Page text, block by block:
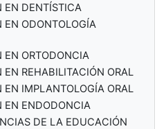
EN DENTÍSTICA
EN ODONTOLOGÍA
EN ORTODONCIA
EN REHABILITACIÓN ORAL
EN IMPLANTOLOGÍA ORAL
EN ENDODONCIA
DE LA EDUCACIÓN